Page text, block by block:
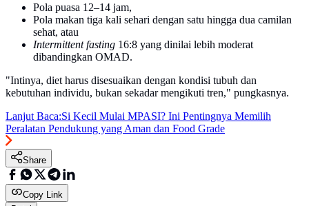
Pola puasa 12–14 jam,
Pola makan tiga kali sehari dengan satu hingga dua camilan
sehat, atau
Intermittent fasting 16:8 yang dinilai lebih moderat
dibandingkan OMAD.
"Intinya, diet harus disesuaikan dengan kondisi tubuh dan
kebutuhan individu, bukan sekadar mengikuti tren," pungkasnya.
Lanjut Baca:Si Kecil Mulai MPASI? Ini Pentingnya Memilih
Peralatan Pendukung yang Aman dan Food Grade
Share
Copy Link